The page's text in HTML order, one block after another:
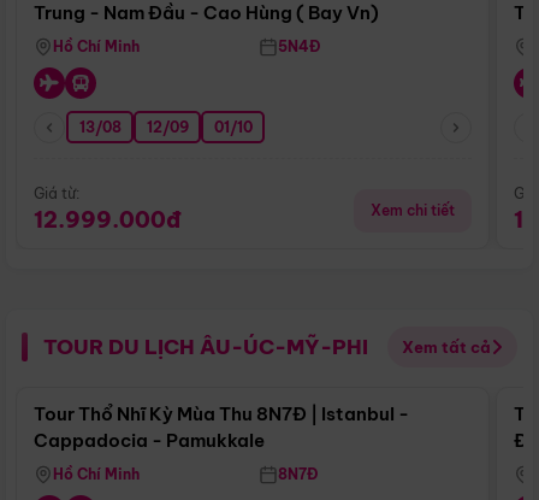
Trung - Nam Đầu - Cao Hùng ( Bay Vn)
Hồ Chí Minh 5N4Đ
13/08 12/09 01/10
Giá từ:
12.999.000đ Xem chi tiết
TOUR DU LỊCH ÂU-ÚC-MỸ-PHI Xem tất cả
Điểm nổi bật
Tour Thổ Nhĩ Kỳ Mùa Thu 8N7Đ | Istanbul -
Cappadocia - Pamukkale
Hồ Chí Minh 8N7Đ